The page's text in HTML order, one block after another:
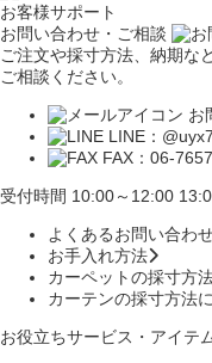
お客様サポート
お問い合わせ・ご相談
ご注文や採寸方法、納期な
ご相談ください。
お
LINE：
FAX：06-
受付時間 10:00～12:00
よくあるお問い合わ
お手入れ方法
カーペットの採寸方
カーテンの採寸方法
お役立ちサービス・アイテ